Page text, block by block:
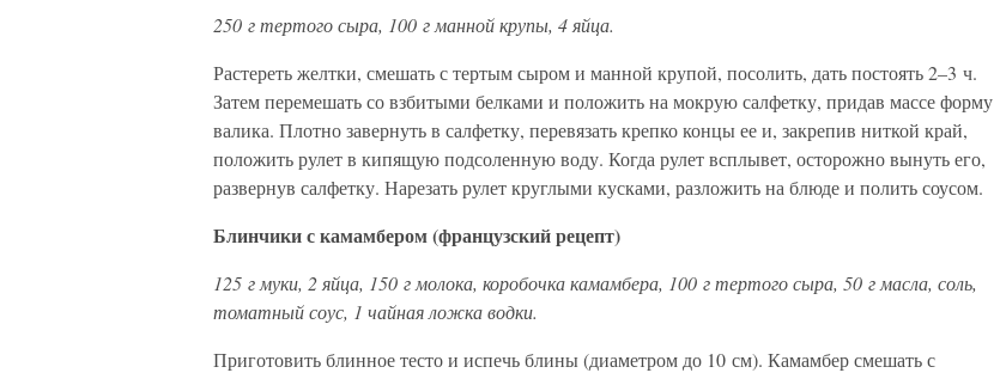
250 г тертого сыра, 100 г манной крупы, 4 яйца.
Растереть желтки, смешать с тертым сыром и манной крупой, посолить, дать постоять 2–3 ч.
Затем перемешать со взбитыми белками и положить на мокрую салфетку, придав массе форму
валика. Плотно завернуть в салфетку, перевязать крепко концы ее и, закрепив ниткой край,
положить рулет в кипящую подсоленную воду. Когда рулет всплывет, осторожно вынуть его,
развернув салфетку. Нарезать рулет круглыми кусками, разложить на блюде и полить соусом.
Блинчики с камамбером (французский рецепт)
125 г муки, 2 яйца, 150 г молока, коробочка камамбера, 100 г тертого сыра, 50 г масла, соль,
томатный соус, 1 чайная ложка водки.
Приготовить блинное тесто и испечь блины (диаметром до 10 см). Камамбер смешать с